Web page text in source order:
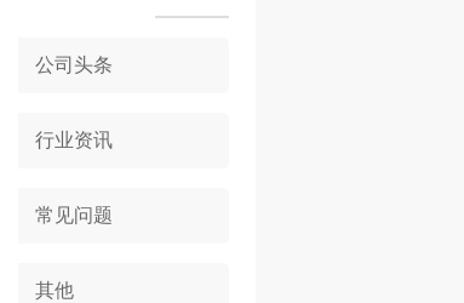
公司头条
行业资讯
常见问题
其他